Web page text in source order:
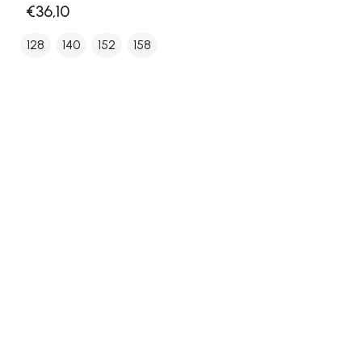
€36,10
128 140 152 158